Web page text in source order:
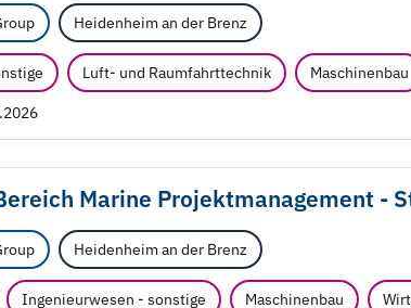
Heidenheim an der Brenz
Luft- und Raumfahrttechnik Maschinenbau
Marine Projektmanagement -
Heidenheim an der Brenz
Ingenieurwesen - sonstige Maschinenbau